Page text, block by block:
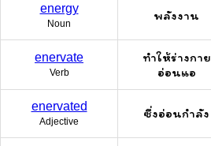
energy
Noun
พลังงาน
enervate
Verb
ทำให้ร่างกาย
อ่อนแอ
enervated
Adjective
ซึ่งอ่อนกำลัง